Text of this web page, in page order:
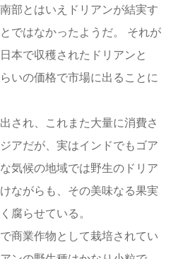
部とはいえドリアンが結実す
ではなかったようだ。 それが
本で収穫されたドリアンと
いの価格で市場に出ることに
され、これまた大量に消費さ
アだが、実はインドでもゴア
気候の地域では野生のドリア
ながらも、その美味なる果実
腐らせている。
商業作物として栽培されてい